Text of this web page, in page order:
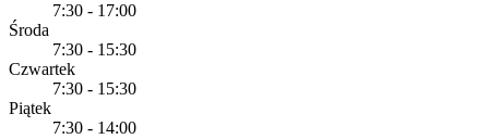
7:30 - 17:00
Środa
7:30 - 15:30
Czwartek
7:30 - 15:30
Piątek
7:30 - 14:00